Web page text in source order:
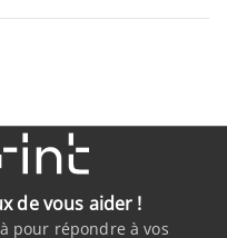
de vous aider !
pour répondre à vos